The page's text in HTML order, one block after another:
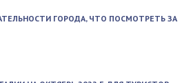
ГОРОДА, ЧТО ПОСМОТРЕТЬ ЗА